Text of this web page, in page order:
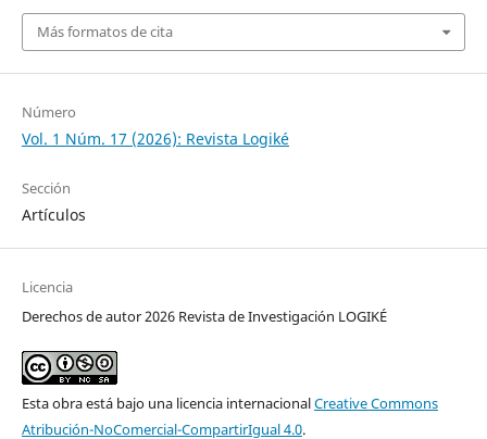
Más formatos de cita
Número
Vol. 1 Núm. 17 (2026): Revista Logiké
Sección
Artículos
Licencia
Derechos de autor 2026 Revista de Investigación LOGIKÉ
Esta obra está bajo una licencia internacionalCreative Commons
Atribución-NoComercial-CompartirIgual 4.0.